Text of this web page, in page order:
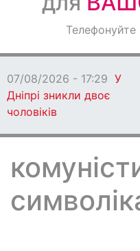
Оголошення
07/08/2026 - 17:29 У
Дніпрі зникли двоє
чоловіків